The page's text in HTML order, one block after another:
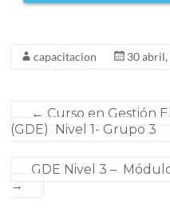
capacitacion 30
← Curso en Gestión
(GDE) Nivel 1- Grupo 3
GDE Nivel 3 –
→